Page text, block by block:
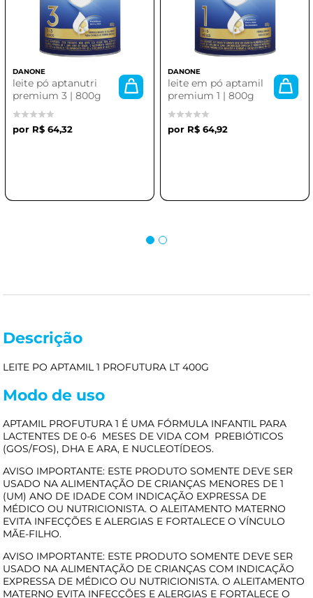
DANONE
leite pó aptanutri
premium 3 | 800g
R$ 64,32
DANONE
leite em pó aptamil
premium 1 | 800g
R$ 64,92
Descrição
LEITE PO APTAMIL 1 PROFUTURA LT 400G
Modo de uso
APTAMIL PROFUTURA 1 É UMA FÓRMULA INFANTIL PARA
LACTENTES DE 0-6 MESES DE VIDA COM PREBIÓTICOS
(GOS/FOS), DHA E ARA, E NUCLEOTÍDEOS.
AVISO IMPORTANTE: ESTE PRODUTO SOMENTE DEVE SER
USADO NA ALIMENTAÇÃO DE CRIANÇAS MENORES DE 1
(UM) ANO DE IDADE COM INDICAÇÃO EXPRESSA DE
MÉDICO OU NUTRICIONISTA. O ALEITAMENTO MATERNO
EVITA INFECÇÕES E ALERGIAS E FORTALECE O VÍNCULO
MÃE-FILHO.
AVISO IMPORTANTE: ESTE PRODUTO SOMENTE DEVE SER
USADO NA ALIMENTAÇÃO DE CRIANÇAS COM INDICAÇÃO
EXPRESSA DE MÉDICO OU NUTRICIONISTA. O ALEITAMENTO
MATERNO EVITA INFECÇÕES E ALERGIAS E FORTALECE O